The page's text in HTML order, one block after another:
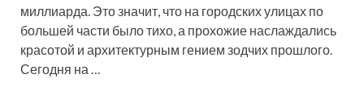
миллиарда. Это значит, что на городских улицах по
большей части было тихо, а прохожие наслаждались
красотой и архитектурным гением зодчих прошлого.
Сегодня на …